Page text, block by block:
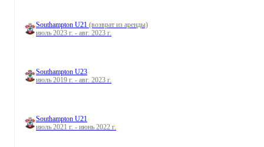
Southampton U21 (возврат из аренды)
июль 2023 г. - авг. 2023 г.
Southampton U23
июль 2019 г. - авг. 2023 г.
Southampton U21
июль 2021 г. - июнь 2022 г.